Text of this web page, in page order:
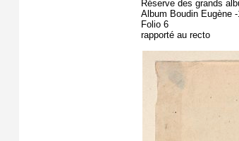
Réserve des grands
Album Boudin Eugène -
Folio 6
rapporté au recto